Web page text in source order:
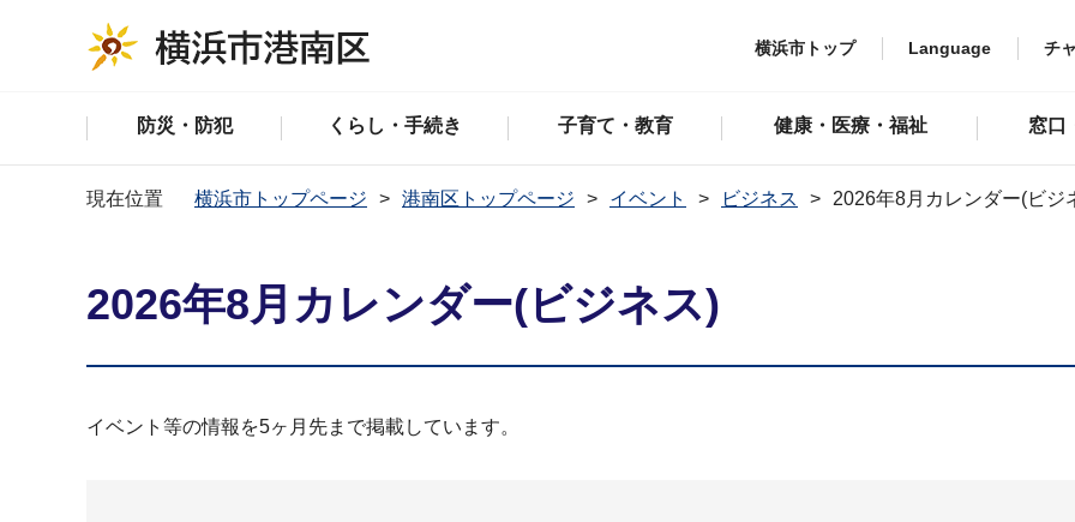
横浜市トップ Language チ
防災・防犯 くらし・手続き 子育て・教育 健康・医療・福祉 窓口
現在位置 横浜市トップページ 港南区トップページ イベント ビジネス 2026年8月カレンダー(ビジ
2026年8月カレンダー(ビジネス)
イベント等の情報を5ヶ月先まで掲載しています。